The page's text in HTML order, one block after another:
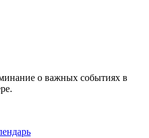
о важных событиях в